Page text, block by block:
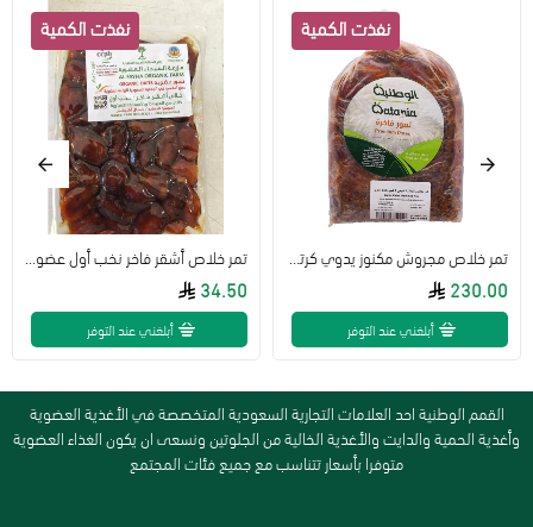
230.00
أبلغني عند التوفر
34.50
أبلغني عند التوفر
القمم الوطنية احد العلامات التجارية السعودية المتخصصة في الأغذية العضوية
وأغذية الحمية والدايت والأغذية الخالية من الجلوتين ونسعى ان يكون الغذاء العضوية
متوفرا بأسعار تتناسب مع جميع فئات المجتمع